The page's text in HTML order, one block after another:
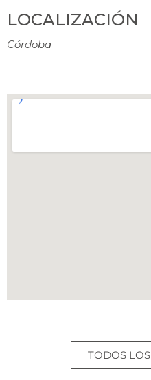
LOCALIZACIÓN
Córdoba
TODOS